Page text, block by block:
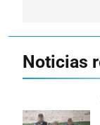
Noticias